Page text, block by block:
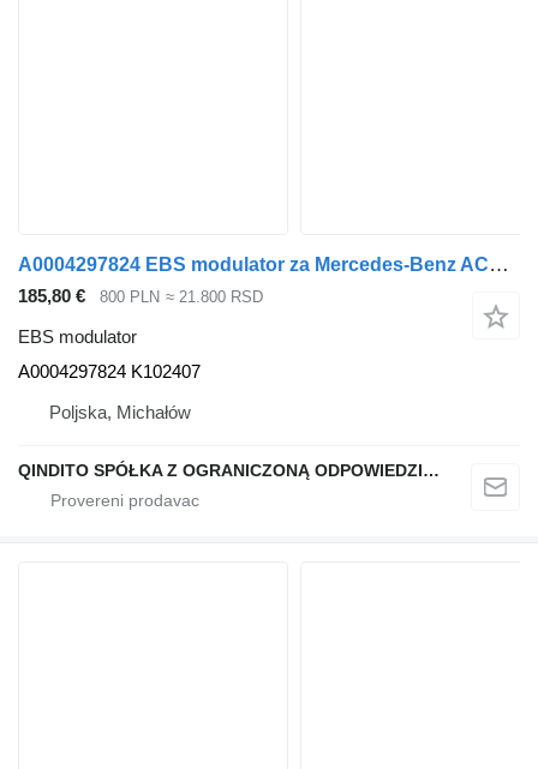
A0004297824 EBS modulator za Mercedes-Benz ACTROS MP4 tegljača
185,80 € 800 PLN ≈ 21.800 RSD
EBS modulator
A0004297824 K102407
Poljska, Michałów
QINDITO SPÓŁKA Z OGRANICZONĄ ODPOWIEDZIALNOŚCIĄ